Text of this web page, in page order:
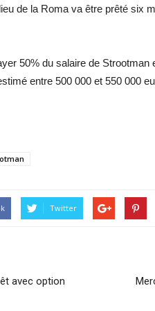
de la Roma va être prêté six
50% du salaire de Strootman
entre 500 000 et 550 000
Twitter
avec option